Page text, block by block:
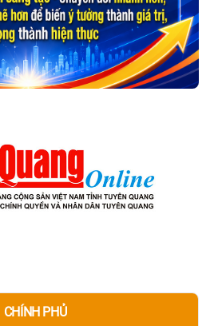
CHÍNH PHỦ